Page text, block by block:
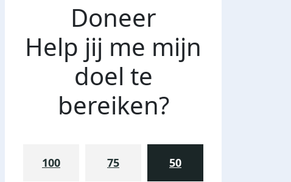
Doneer
Help jij me mijn
doel te
bereiken?
100 75 50